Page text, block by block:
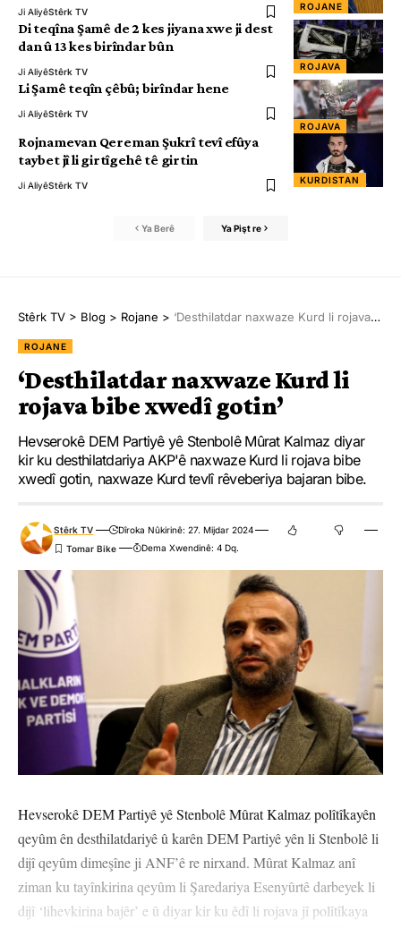
ROJANE
Ji AliyêStêrk TV
ROJAVA
Di teqîna Şamê de 2 kes jiyana xwe ji dest
dan û 13 kes birîndar bûn
Ji AliyêStêrk TV
ROJAVA
Li Şamê teqîn çêbû; birîndar hene
Ji AliyêStêrk TV
KURDISTAN
Rojnamevan Qereman Şukrî tevî efûya
taybet jî li girtîgehê tê girtin
Ji AliyêStêrk TV
Ya Berê Ya Pişt re
Stêrk TV > Blog > Rojane > ‘Desthilatdar naxwaze Kurd li rojava bibe xwedî gotin’
ROJANE
‘Desthilatdar naxwaze Kurd li
rojava bibe xwedî gotin’
Hevserokê DEM Partiyê yê Stenbolê Mûrat Kalmaz diyar
kir ku desthilatdariya AKP'ê naxwaze Kurd li rojava bibe
xwedî gotin, naxwaze Kurd tevlî rêveberiya bajaran bibe.
Stêrk TV
Dîroka Nûkirinê: 27. Mijdar 2024
Dema Xwendinê: 4 Dq.
Hevserokê DEM Partiyê yê Stenbolê Mûrat Kalmaz polîtîkayên
qeyûm ên desthilatdariyê û karên DEM Partiyê yên li Stenbolê li
dijî qeyûm dimeşîne ji ANF’ê re nirxand. Mûrat Kalmaz anî
ziman ku tayînkirina qeyûm li Şaredariya Esenyûrtê darbeyek li
dijî ‘lihevkirina bajêr’ e û diyar kir ku êdî li rojava jî polîtîkaya